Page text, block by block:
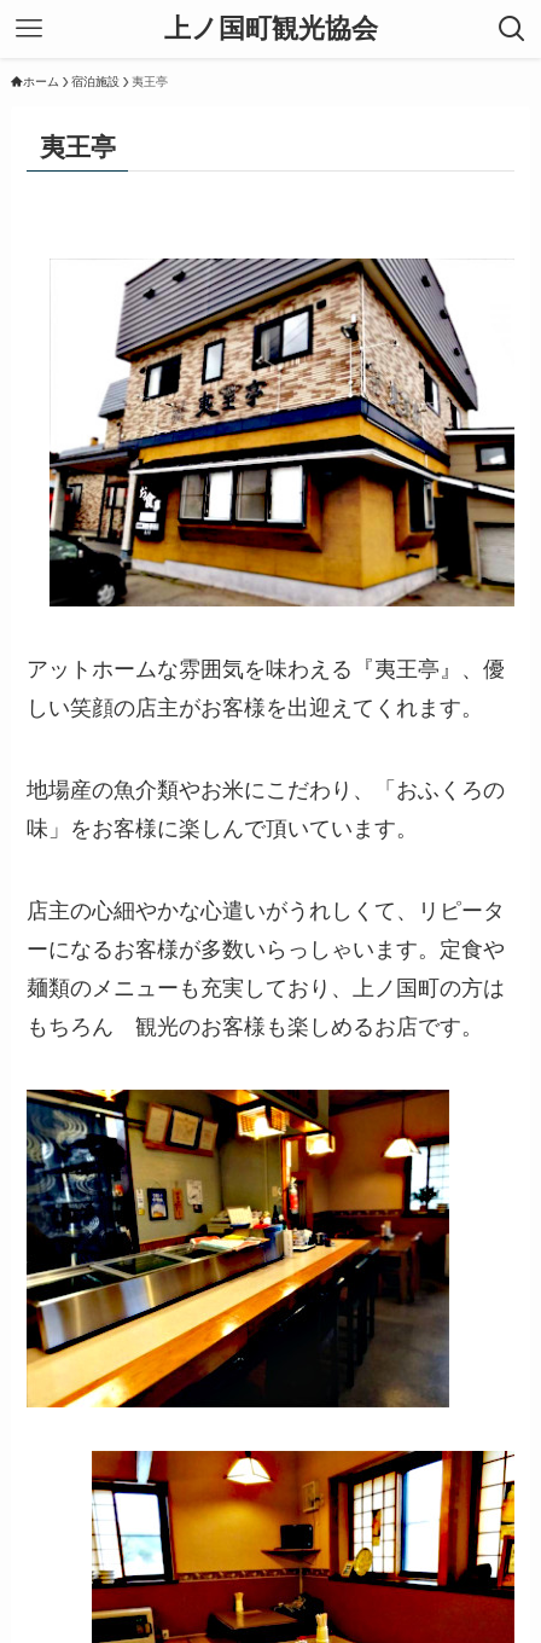
上ノ国町観光協会
ホーム 宿泊施設 夷王亭
夷王亭
アットホームな雰囲気を味わえる『夷王亭』、優
しい笑顔の店主がお客様を出迎えてくれます。
地場産の魚介類やお米にこだわり、「おふくろの
味」をお客様に楽しんで頂いています。
店主の心細やかな心遣いがうれしくて、リピータ
ーになるお客様が多数いらっしゃいます。定食や
麺類のメニューも充実しており、上ノ国町の方は
もちろん 観光のお客様も楽しめるお店です。